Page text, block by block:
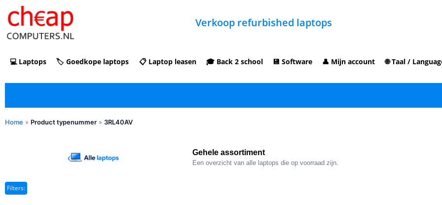
Verkoop refurbished laptops
💻 Laptops 🏷️ Goedkope laptops 📋 Laptop leasen 🎓 Back 2 school 💾 Software 👤 Mijn account 🌐 Taal /
Home » Product typenummer » 3RL40AV
Gehele assortiment
Een overzicht van alle laptops die op voorraad zijn.
Filters: